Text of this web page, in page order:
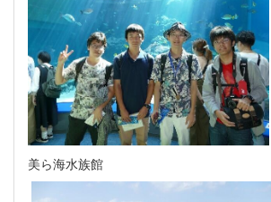
美ら海水族館